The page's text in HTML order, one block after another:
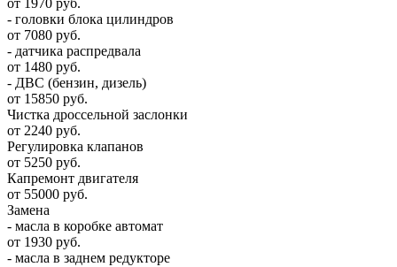
- головки блока цилиндров
от 7080 руб.
- датчика распредвала
от 1480 руб.
- ДВС (бензин, дизель)
от 15850 руб.
Чистка дроссельной заслонки
от 2240 руб.
Регулировка клапанов
от 5250 руб.
Капремонт двигателя
от 55000 руб.
Замена
- масла в коробке автомат
от 1930 руб.
- масла в заднем редукторе